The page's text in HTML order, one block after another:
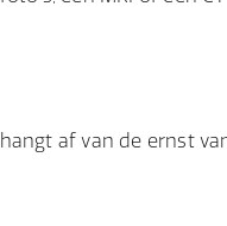
af van de ernst